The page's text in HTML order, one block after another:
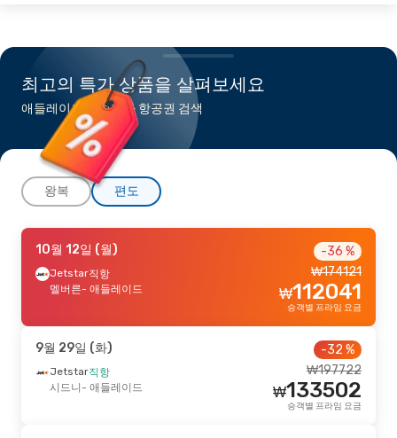
최고의 특가 상품을 살펴보세요
애들레이드행 최저가 항공권 검색
왕복 편도
9월 18일 (금)- 9월 21일 (월)
Jetstar직항
시드니- 애들레이드
308505
267972
Jetstar 직항
412522
10월 12일 (월)
Jetstar직항
멜버른- 애들레이드
-36 %
174121
₩
112041
₩
승객별 프라임 요금
9월 29일 (화)
Jetstar직항
시드니 - 애들레이드
-32 %
197722
₩
133502
₩
승객별 프라임 요금